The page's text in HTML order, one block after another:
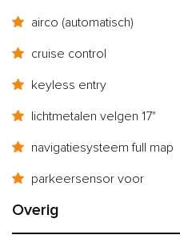
airco (automatisch)
cruise control
keyless entry
lichtmetalen velgen 17"
navigatiesysteem full map
parkeersensor voor
Overig